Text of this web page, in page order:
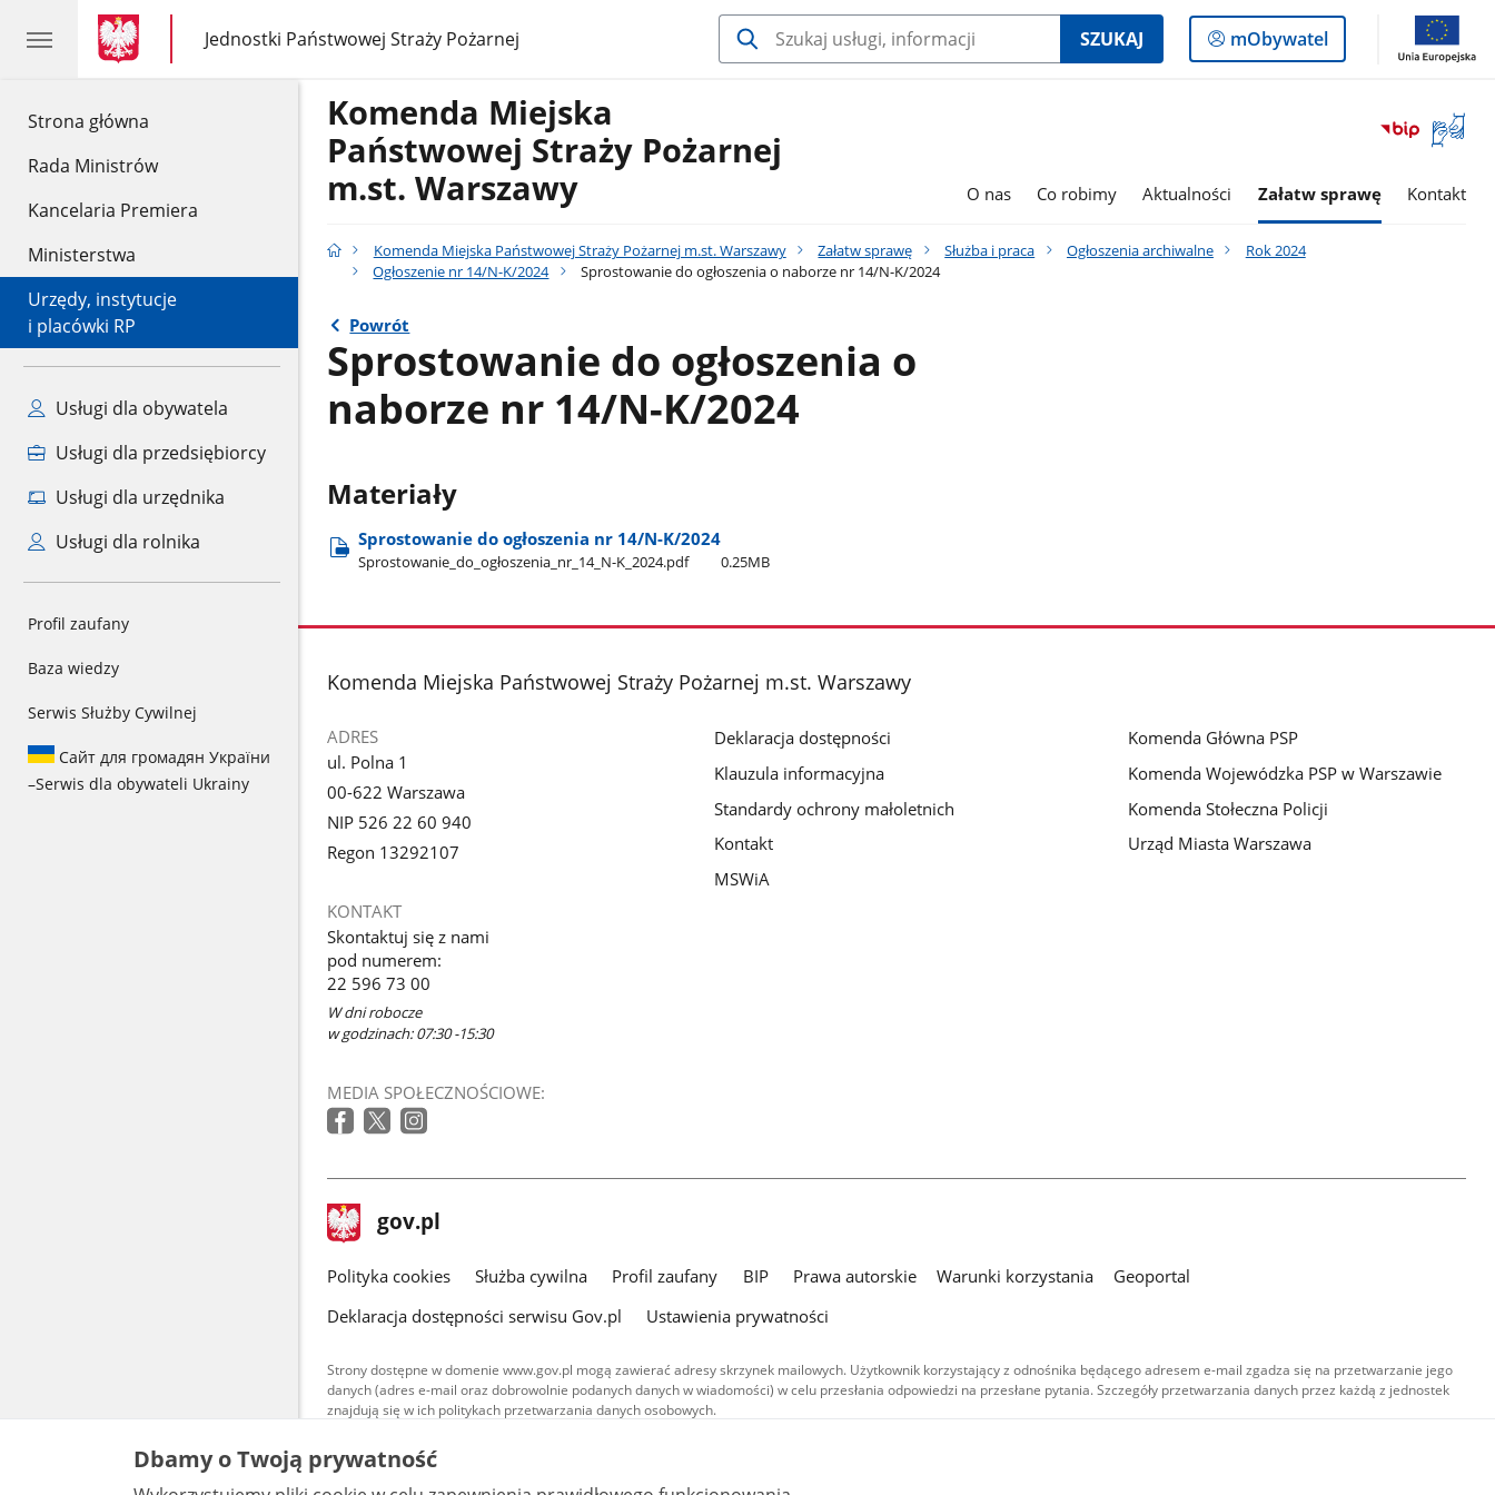
Strona główna
Rada Ministrów
Kancelaria Premiera
Ministerstwa
Urzędy, instytucje
i placówki RP
Usługi dla obywatela
Usługi dla przedsiębiorcy
Usługi dla urzędnika
Usługi dla rolnika
Profil zaufany
Baza wiedzy
Serwis Służby Cywilnej
Сайт для громадян України
–Serwis dla obywateli Ukrainy
gov.pl
gov.pl
Jednostki Państwowej Straży Pożarnej
gov.pl
Jednostki
Państwowej
SZUKAJ
Logowanie
do
mObywatel
Otwórz
okno
Komenda Miejska
Państwowej Straży Pożarnej
m.st. Warszawy
O nas Co robimy Aktualności Załatw sprawę Kontakt
Komenda Miejska Państwowej Straży Pożarnej m.st. Warszawy Załatw sprawę Służba i praca Ogłoszenia archiwalne
Rok 2024
Ogłoszenie nr 14/N-K/2024
Sprostowanie do ogłoszenia o naborze nr 14/N-K/2024
Powrót
Sprostowanie do ogłoszenia o
naborze nr 14/N-K/2024
Materiały
Sprostowanie do ogłoszenia nr 14/N-K/2024
Sprostowanie​_do​_ogłoszenia​_nr​_14​_N-K​_2024.pdf 0.25MB
stopka
Komenda Miejska Państwowej Straży Pożarnej m.st. Warszawy
ADRES
ul. Polna 1
00-622 Warszawa
NIP 526 22 60 940
Regon 13292107
KONTAKT
Skontaktuj się z nami
pod numerem:
22 596 73 00
W dni robocze
w godzinach: 07:30 -15:30
MEDIA SPOŁECZNOŚCIOWE:
Deklaracja dostępności
Klauzula informacyjna
Standardy ochrony małoletnich
Kontakt
MSWiA
Komenda Główna PSP
Komenda Wojewódzka PSP w Warszawie
Komenda Stołeczna Policji
Urząd Miasta Warszawa
stopka
gov.pl Strona
gov.pl
gov.pl
Polityka cookies Służba cywilna Profil zaufany BIP Prawa autorskie Warunki korzystania
Geoportal
Deklaracja dostępności serwisu Gov.pl
Ustawienia prywatności
Strony dostępne w domenie www.gov.pl mogą zawierać adresy skrzynek mailowych. Użytkownik korzystający z odnośnika będącego adresem e-mail zgadza się na przetwarzanie jego
danych (adres e-mail oraz dobrowolnie podanych danych w wiadomości) w celu przesłania odpowiedzi na przesłane pytania. Szczegóły przetwarzania danych przez każdą z jednostek
znajdują się w ich politykach przetwarzania danych osobowych.
Treści tekstowe publikowane w serwisie (z wyłączeniem treści audiowizualnych), są
udostępniane na licencji typu Creative Commons: uznanie autorstwa - na tych samych
warunkach 4.0 (CC BY-SA 4.0). Materiały audiowizualne, w tym zdjęcia, materiały audio i wideo,
Dbamy o Twoją prywatność